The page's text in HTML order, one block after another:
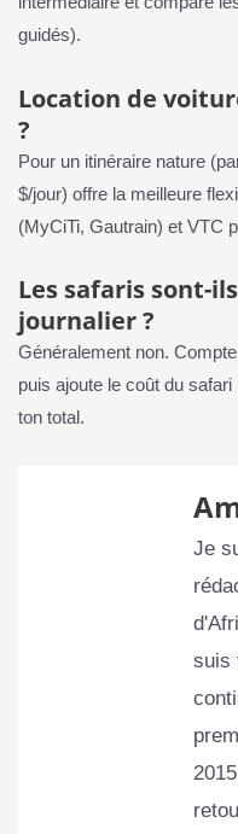
guidés).
Location de
?
Pour un itinéraire nature
$/jour) offre la meilleure
(MyCiTi, Gautrain) et VTC
Les safaris sont-
journalier ?
Généralement non.
puis ajoute le coût du
ton total.
Je
suis